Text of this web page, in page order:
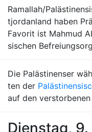
Ramallah/
tjordanland haben
Favorit ist Mahmud
sischen
Die Palästinenser
ten der
auf den verstorbenen
Dienstag,